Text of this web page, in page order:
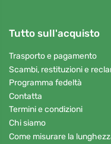
Tutto sull'acquisto
Trasporto e pagamento
Scambi, restituzioni e
Programma fedeltà
Contatta
Termini e condizioni
Chi siamo
Come misurare la